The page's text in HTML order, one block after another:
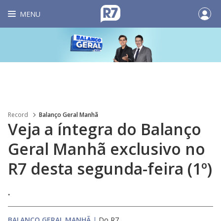
MENU
Record Balanço Geral Manhã
Veja a íntegra do Balanço
Geral Manhã exclusivo no
R7 desta segunda-feira (1º)
.